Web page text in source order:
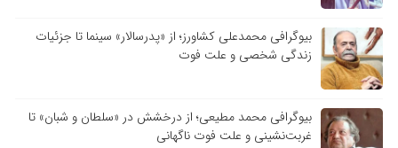
بیوگرافی محمدعلی کشاورز؛ از «پدرسالار» سینما تا جزئیات
زندگی شخصی و علت فوت
بیوگرافی محمد مطیعی؛ از درخشش در «سلطان و شبان» تا
غربت‌نشینی و علت فوت ناگهانی